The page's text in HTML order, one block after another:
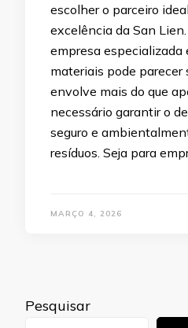
escolher o parceiro
excelência da San
empresa especializada
materiais pode parecer
envolve mais do que
necessário garantir o
seguro e
resíduos. Seja para
MARÇO 4, 2026
Pesquisar